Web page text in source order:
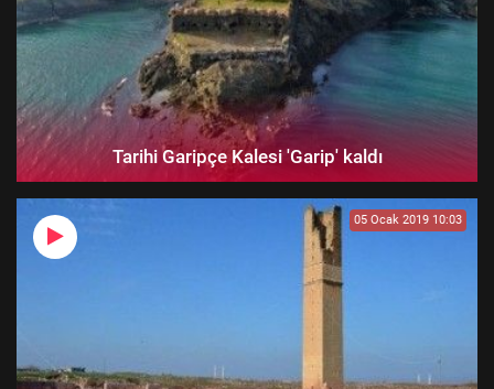
Tarihi Garipçe Kalesi 'Garip' kaldı
05 Ocak 2019 10:03